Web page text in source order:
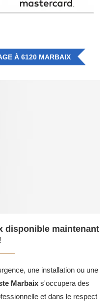
À 6120 MARBAIX
disponible maintenant
une installation ou une
Marbaixs'occupera des
et dans le respect